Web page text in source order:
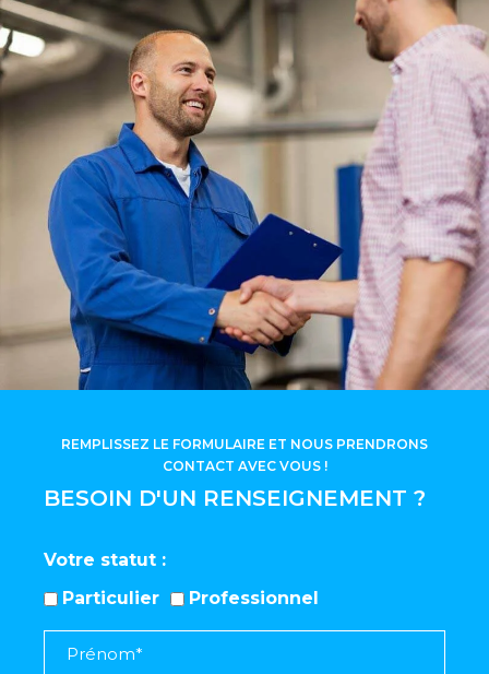
BESOIN D'UN RENSEIGNEMENT ?
REMPLISSEZ LE FORMULAIRE ET NOUS PRENDRONS
CONTACT AVEC VOUS !
Votre statut
Particulier
Professionnel